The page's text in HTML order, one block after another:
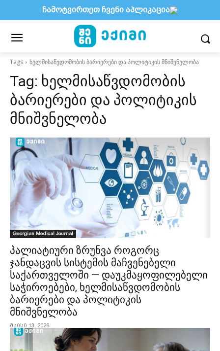
Tags ხელმისაწვდომობის ბარიერები და პოლიტიკის მნიშვნელობა
Tag: ხელმისაწვდომობის
ბარიერები და პოლიტიკის
მნიშვნელობა
Georgian Medical Journal
პალიატიური ზრუნვა როგორც
ჯანდაცვის სისტემის მაჩვენებელი
საქართველოში — დაუკმაყოფილებელი
საჭიროებები, ხელმისაწვდომობის
ბარიერები და პოლიტიკის
მნიშვნელობა
მაისი 13, 2026
ჩამოტვირთეთ ჩვენი აპლიკაცია